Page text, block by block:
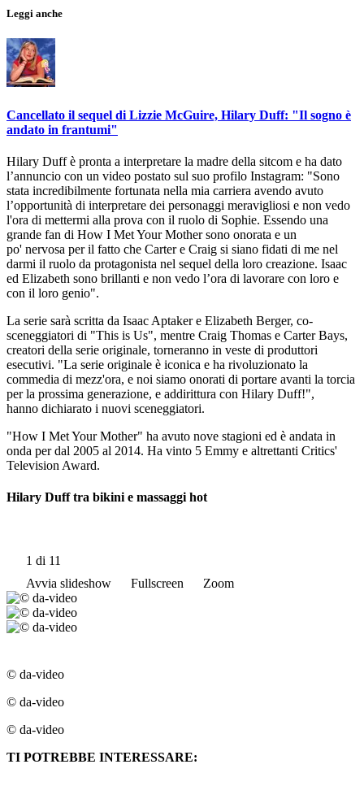
Leggi anche
Cancellato il sequel di Lizzie McGuire, Hilary Duff: "Il sogno è
andato in frantumi"
Hilary Duff è pronta a interpretare la madre della sitcom e ha dato
l’annuncio con un video postato sul suo profilo Instagram: "Sono
stata incredibilmente fortunata nella mia carriera avendo avuto
l’opportunità di interpretare dei personaggi meravigliosi e non vedo
l'ora di mettermi alla prova con il ruolo di Sophie. Essendo una
grande fan di How I Met Your Mother sono onorata e un
po' nervosa per il fatto che Carter e Craig si siano fidati di me nel
darmi il ruolo da protagonista nel sequel della loro creazione. Isaac
ed Elizabeth sono brillanti e non vedo l’ora di lavorare con loro e
con il loro genio".
La serie sarà scritta da Isaac Aptaker e Elizabeth Berger, co-
sceneggiatori di "This is Us", mentre Craig Thomas e Carter Bays,
creatori della serie originale, torneranno in veste di produttori
esecutivi. "La serie originale è iconica e ha rivoluzionato la
commedia di mezz'ora, e noi siamo onorati di portare avanti la torcia
per la prossima generazione, e addirittura con Hilary Duff!",
hanno dichiarato i nuovi sceneggiatori.
"How I Met Your Mother" ha avuto nove stagioni ed è andata in
onda per dal 2005 al 2014. Ha vinto 5 Emmy e altrettanti Critics'
Television Award.
Hilary Duff tra bikini e massaggi hot
1 di 11
Avvia slideshow
Fullscreen Zoom
© da-video
© da-video
© da-video
TI POTREBBE INTERESSARE: